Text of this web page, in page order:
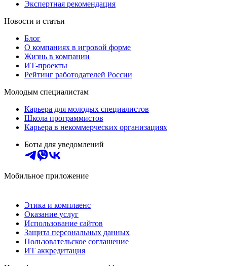
Экспертная рекомендация
Новости и статьи
Блог
О компаниях в игровой форме
Жизнь в компании
ИТ-проекты
Рейтинг работодателей России
Молодым специалистам
Карьера для молодых специалистов
Школа программистов
Карьера в некоммерческих организациях
Боты для уведомлений
Мобильное приложение
Этика и комплаенс
Оказание услуг
Использование сайтов
Защита персональных данных
Пользовательское соглашение
ИТ аккредитация